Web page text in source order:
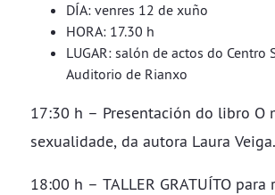
DÍA: venres 12 de xuño
HORA: 17.30 h
LUGAR: salón de actos do
Auditorio de Rianxo
17:30 h – Presentación do libro O
sexualidade, da autora Laura Veiga.
18:00 h – TALLER GRATUÍTO para